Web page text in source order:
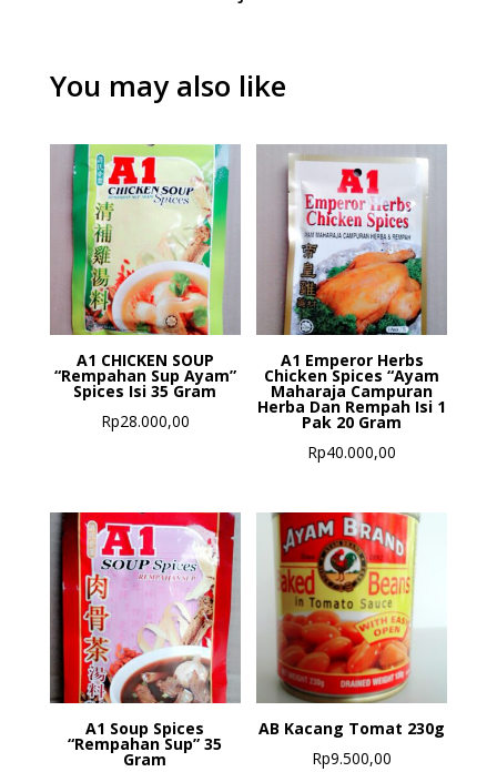
You may also like
A1 CHICKEN SOUP
“Rempahan Sup Ayam”
Spices Isi 35 Gram
Rp28.000,00
A1 Emperor Herbs
Chicken Spices “Ayam
Maharaja Campuran
Herba Dan Rempah Isi 1
Pak 20 Gram
Rp40.000,00
A1 Soup Spices
“Rempahan Sup” 35
Gram
AB Kacang Tomat 230g
Rp9.500,00